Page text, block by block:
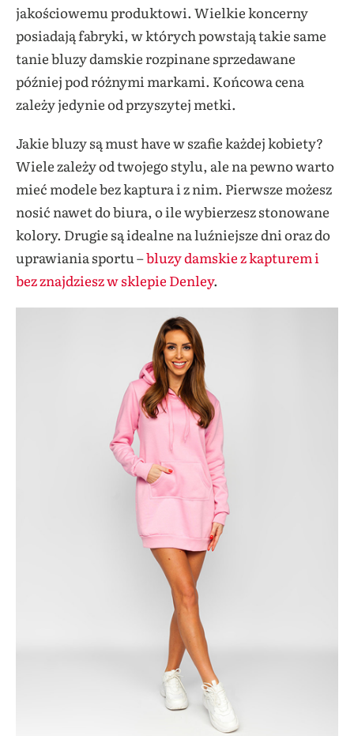
jakościowemu produktowi. Wielkie koncerny
posiadają fabryki, w których powstają takie same
tanie bluzy damskie rozpinane sprzedawane
później pod różnymi markami. Końcowa cena
zależy jedynie od przyszytej metki.
Jakie bluzy są must have w szafie każdej kobiety?
Wiele zależy od twojego stylu, ale na pewno warto
mieć modele bez kaptura i z nim. Pierwsze możesz
nosić nawet do biura, o ile wybierzesz stonowane
kolory. Drugie są idealne na luźniejsze dni oraz do
uprawiania sportu –bluzy damskie z kapturem i
bez znajdziesz w sklepie Denley.